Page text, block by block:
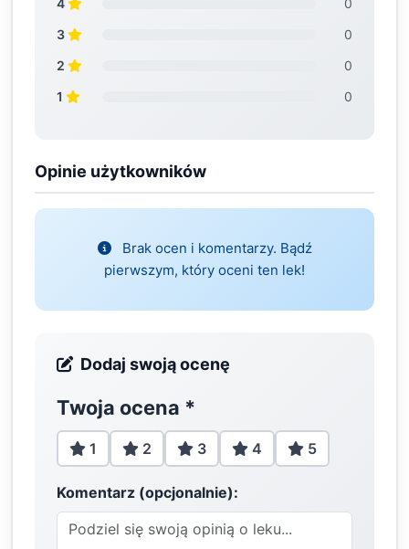
4
0
3
0
2
0
1
0
Opinie użytkowników
Brak ocen i komentarzy. Bądź
pierwszym, który oceni ten lek!
Dodaj swoją ocenę
Twoja ocena *
1 2 3 4 5
Komentarz (opcjonalnie):